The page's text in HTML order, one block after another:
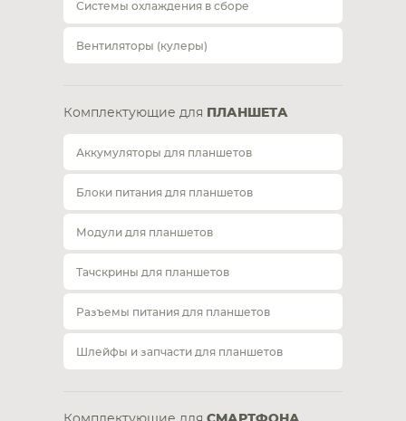
Системы охлаждения в сборе
Вентиляторы (кулеры)
Комплектующие для ПЛАНШЕТА
Аккумуляторы для планшетов
Блоки питания для планшетов
Модули для планшетов
Тачскрины для планшетов
Разъемы питания для планшетов
Шлейфы и запчасти для планшетов